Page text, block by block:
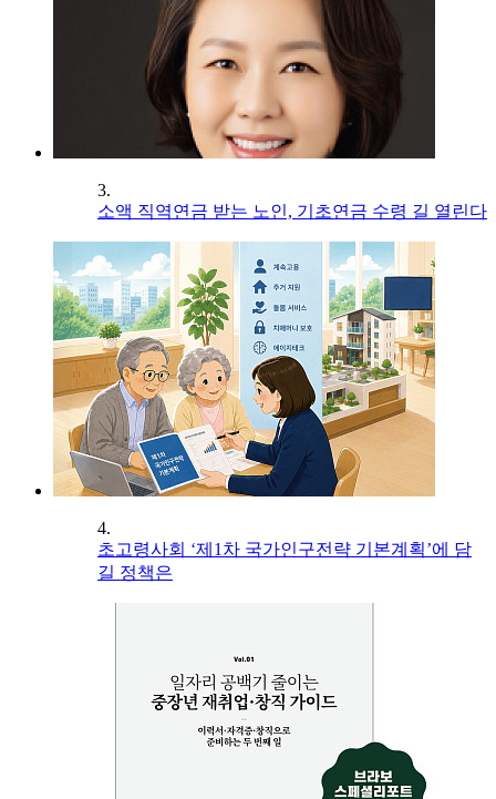
3.
소액 직역연금 받는 노인, 기초연금 수령 길 열린다
4.
초고령사회 ‘제1차 국가인구전략 기본계획’에 담
길 정책은